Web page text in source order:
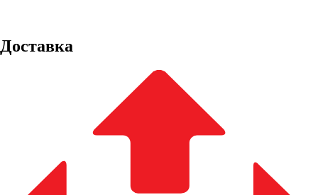
Доставка